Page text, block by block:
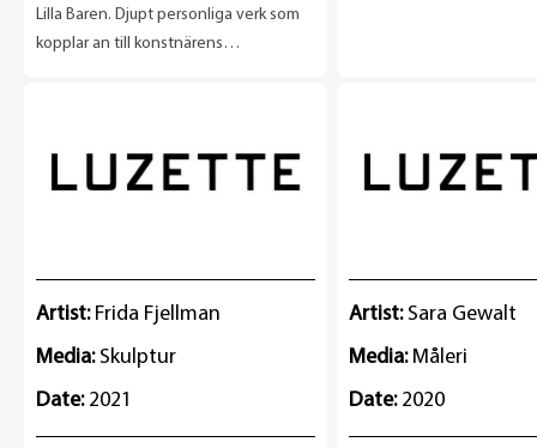
Lilla Baren. Djupt personliga verk som
kopplar an till konstnärens
par år sedan. Det är taktila, skulpterade
föremål gjorda av motorcykeldelar,
Artist: Frida Fjellman
Media: Skulptur
Date: 2021
Artist: Sara Gewalt
Media: Måleri
Date: 2020